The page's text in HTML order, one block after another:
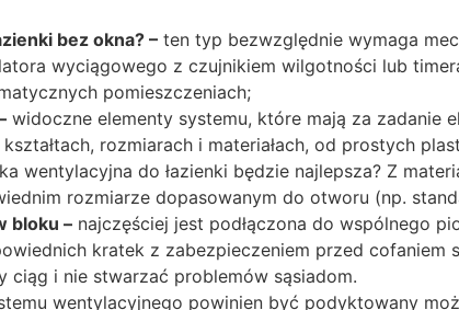
bez okna? – ten typ bezwzględnie wymaga
wyciągowego z czujnikiem wilgotności lub
pomieszczeniach;
widoczne elementy systemu, które mają za zadanie
rozmiarach i materiałach, od prostych
wentylacyjna do łazienki będzie najlepsza? Z
rozmiarze dopasowanym do otworu (np.
bloku – najczęściej jest podłączona do wspólnego
kratek z zabezpieczeniem przed
ciąg i nie stwarzać problemów sąsiadom.
wentylacyjnego powinien być podyktowany